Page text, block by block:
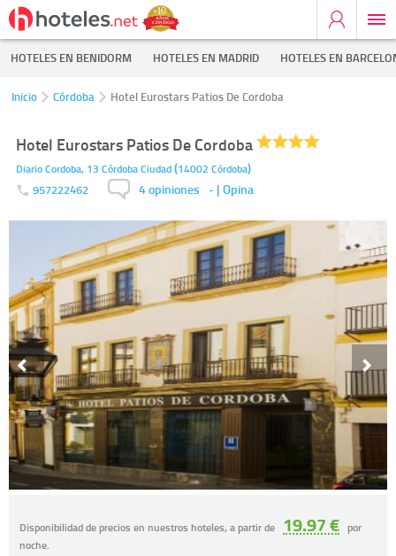
HOTELES EN BENIDORM HOTELES EN MADRID HOTELES EN
Inicio Córdoba Hotel Eurostars Patios De Cordoba
Hotel Eurostars Patios De Cordoba
Diario Cordoba, 13 Córdoba Ciudad(14002 Córdoba)
957222462 4 opiniones - | Opina
Disponibilidad de precios en nuestros hoteles, a partir de 19.97 € por
noche.